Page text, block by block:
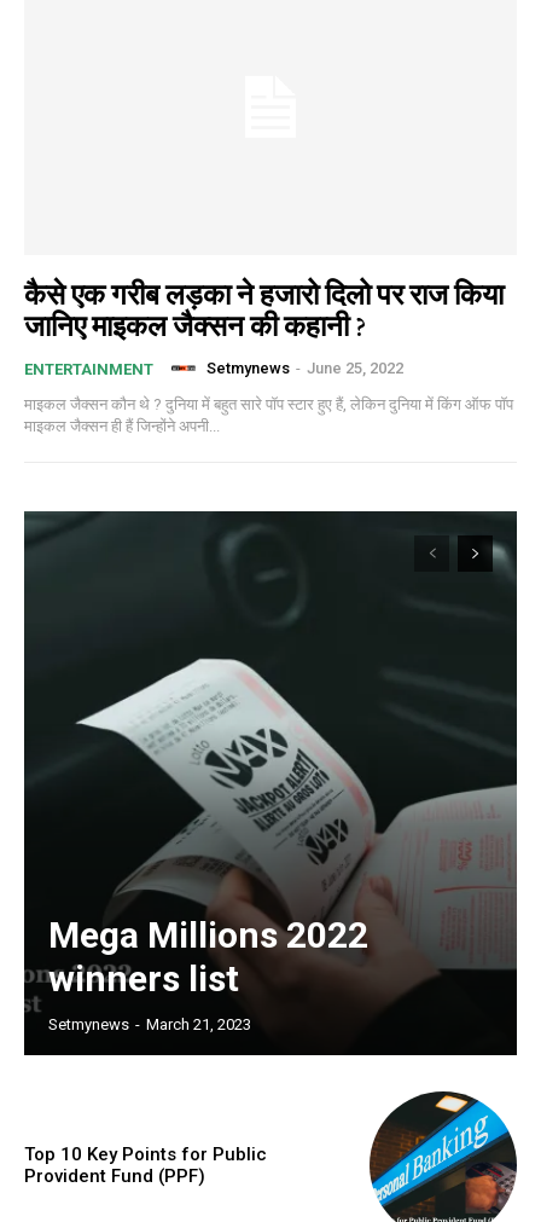
कैसे एक गरीब लड़का ने हजारो दिलो पर राज किया
जानिए माइकल जैक्सन की कहानी ?
ENTERTAINMENT Setmynews - June 25, 2022
माइकल जैक्सन कौन थे ? दुनिया में बहुत सारे पॉप स्टार हुए हैं, लेकिन दुनिया में किंग ऑफ पॉप
माइकल जैक्सन ही हैं जिन्होंने अपनी...
Mega Millions 2022
winners list
Setmynews - March 21, 2023
Top 10 Key Points for Public
Provident Fund (PPF)